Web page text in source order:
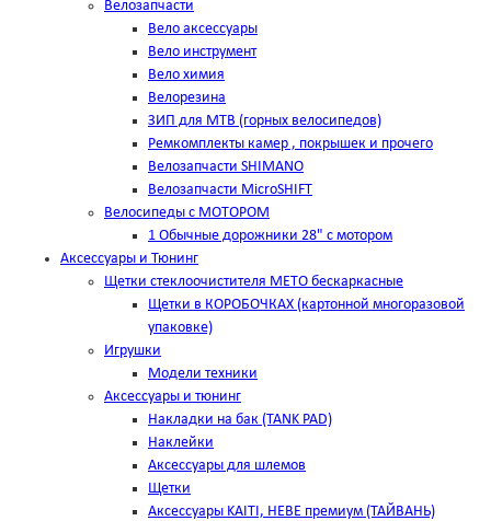
Велозапчасти
Вело аксессуары
Вело инструмент
Вело химия
Велорезина
ЗИП для MTB (горных велосипедов)
Ремкомплекты камер , покрышек и прочего
Велозапчасти SHIMANO
Велозапчасти MicroSHIFT
Велосипеды с МОТОРОМ
1 Обычные дорожники 28" с мотором
Аксессуары и Тюнинг
Щетки стеклоочистителя METO бескаркасные
Щетки в КОРОБОЧКАХ (картонной многоразовой
упаковке)
Игрушки
Модели техники
Аксессуары и тюнинг
Накладки на бак (TANK PAD)
Наклейки
Аксессуары для шлемов
Щетки
Аксессуары KAITI, HEBE премиум (ТАЙВАНЬ)